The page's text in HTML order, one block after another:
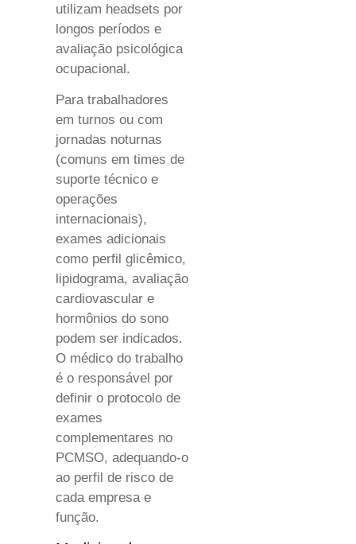
utilizam headsets por
longos períodos e
avaliação psicológica
ocupacional.
Para trabalhadores
em turnos ou com
jornadas noturnas
(comuns em times de
suporte técnico e
operações
internacionais),
exames adicionais
como perfil glicêmico,
lipidograma, avaliação
cardiovascular e
hormônios do sono
podem ser indicados.
O médico do trabalho
é o responsável por
definir o protocolo de
exames
complementares no
PCMSO, adequando-o
ao perfil de risco de
cada empresa e
função.